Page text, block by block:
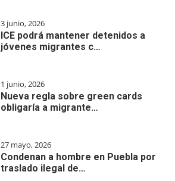
3 junio, 2026
ICE podrá mantener detenidos a
jóvenes migrantes c…
1 junio, 2026
Nueva regla sobre green cards
obligaría a migrante…
27 mayo, 2026
Condenan a hombre en Puebla por
traslado ilegal de…